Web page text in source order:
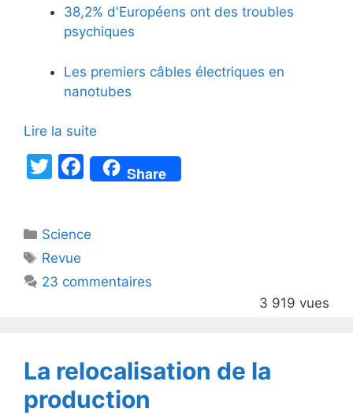
38,2% d'Européens ont des troubles
psychiques
Les premiers câbles électriques en
nanotubes
Lire la suite
T
er
F
a
e
o
Share
Catégories
Science
Étiquettes
Revue
23 commentaires
3 919 vues
La relocalisation de la
production